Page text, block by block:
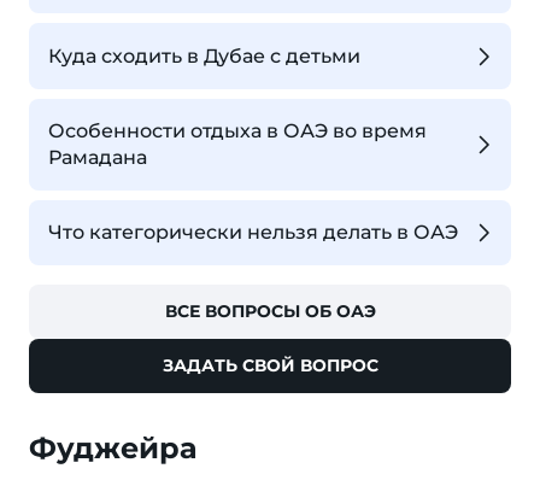
Куда сходить в Дубае с детьми
Особенности отдыха в ОАЭ во время
Рамадана
Что категорически нельзя делать в ОАЭ
ВСЕ ВОПРОСЫ ОБ ОАЭ
ЗАДАТЬ СВОЙ ВОПРОС
Фуджейра